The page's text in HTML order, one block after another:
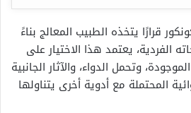
قرارًا يتخذه الطبيب المعالج بناءً
الفردية، يعتمد هذا الاختيار على
وتحمل الدواء، والآثار الجانبية
المحتملة مع أدوية أخرى يتناولها